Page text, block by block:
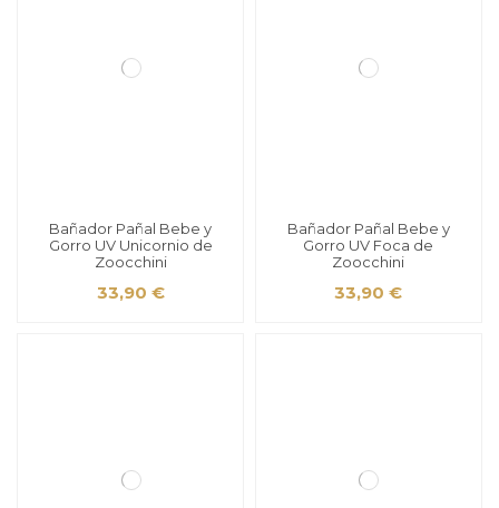
Bañador Pañal Bebe y
Gorro UV Unicornio de
Zoocchini
33,90 €
Bañador Pañal Bebe y
Gorro UV Foca de
Zoocchini
33,90 €